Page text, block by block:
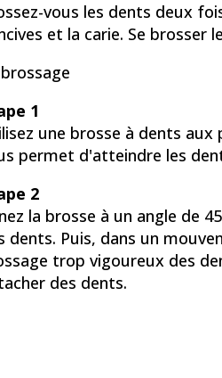
vous les dents deux
et la carie. Se brosser
1
une brosse à dents
permet d'atteindre les
2
la brosse à un angle de
dents. Puis, dans un
trop vigoureux des
des dents.